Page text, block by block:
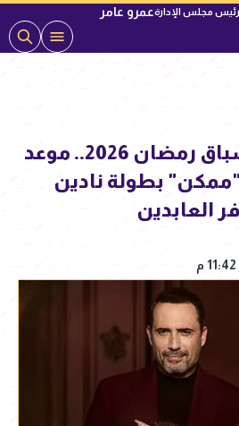
رئيس مجلس الإدارةعمرو عامر
بعد خروجه من سباق رمضان 2026.. موعد
بطولة نادين
العابدين